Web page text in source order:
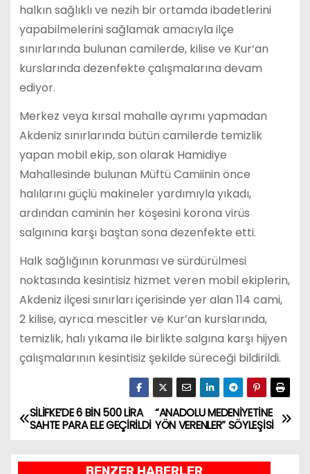
halkın sağlıklı ve nezih bir ortamda ibadetlerini
yapabilmelerini sağlamak amacıyla ilçe
sınırlarında bulunan camilerde, kilise ve Kur’an
kurslarında dezenfekte çalışmalarına devam
ediyor.
Merkez veya kırsal mahalle ayrımı yapmadan
Akdeniz sınırlarında bütün camilerde temizlik
yapan mobil ekip, son olarak Hamidiye
Mahallesinde bulunan Müftü Camiinin önce
halılarını güçlü makineler yardımıyla yıkadı,
ardından caminin her köşesini korona virüs
salgınına karşı baştan sona dezenfekte etti.
Halk sağlığının korunması ve sürdürülmesi
noktasında kesintisiz hizmet veren mobil ekiplerin,
Akdeniz ilçesi sınırları içerisinde yer alan 114 cami,
2 kilise, ayrıca mescitler ve Kur’an kurslarında,
temizlik, halı yıkama ile birlikte salgına karşı hijyen
çalışmalarının kesintisiz şekilde süreceği bildirildi.
Y
“ANADOLU MEDENİYETİNE
YÖN VERENLER” SÖYLEŞİSİ
SİLİFKE’DE 6 BİN 500 LİRA
SAHTE PARA ELE GEÇİRİLDİ
BENZER HABERLER